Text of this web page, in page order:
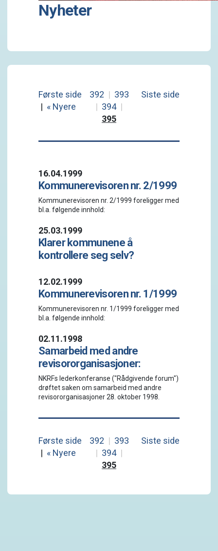
Nyheter
Første side
| « Nyere
392 | 393
| 394 |
395
Siste side
16.04.1999
Kommunerevisoren nr. 2/1999
Kommunerevisoren nr. 2/1999 foreligger med
bl.a. følgende innhold:
25.03.1999
Klarer kommunene å
kontrollere seg selv?
12.02.1999
Kommunerevisoren nr. 1/1999
Kommunerevisoren nr. 1/1999 foreligger med
bl.a. følgende innhold:
02.11.1998
Samarbeid med andre
revisororganisasjoner:
NKRFs lederkonferanse ("Rådgivende forum")
drøftet saken om samarbeid med andre
revisororganisasjoner 28. oktober 1998.
Første side
| « Nyere
392 | 393
| 394 |
395
Siste side